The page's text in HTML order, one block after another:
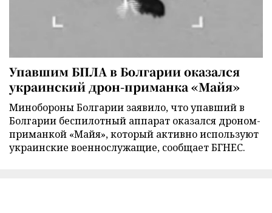
Упавшим БПЛА в Болгарии оказался
украинский дрон-приманка «Майя»
Минобороны Болгарии заявило, что упавший в
Болгарии беспилотный аппарат оказался дроном-
приманкой «Майя», который активно используют
украинские военнослужащие, сообщает БГНЕС.